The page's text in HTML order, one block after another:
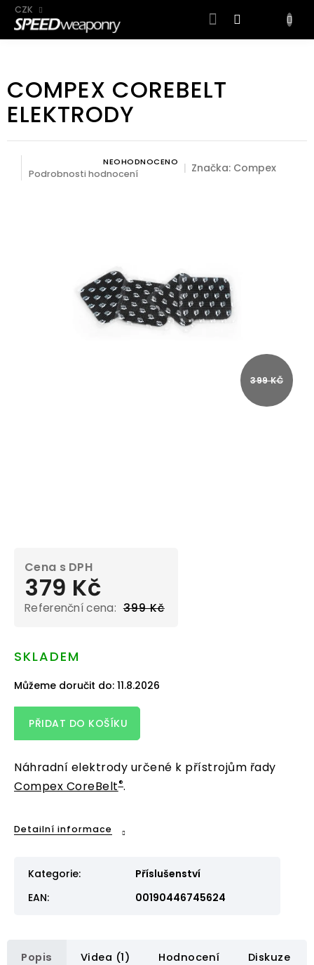
obsah
CZK
COMPEX COREBELT
ELEKTRODY
Průměrné hodnocení produktu je 0,0 z 5 hvězdiček.
NEOHODNOCENO
Podrobnosti hodnocení Značka: Compex
399 KČ
399 Kč
379 Kč
SKLADEM
Můžeme doručit do: 11.8.2026
PŘIDAT DO KOŠÍKU
Náhradní elektrody určené k přístrojům řady
Compex CoreBelt®.
Detailní informace
Kategorie:
Příslušenství
EAN: 00190446745624
Popis Videa (1) Hodnocení Diskuze